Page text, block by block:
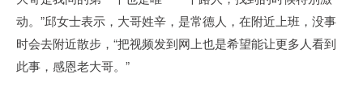
动。”邱女士表示，大哥姓辛，是常德人，在附近上班，没事
时会去附近散步，“把视频发到网上也是希望能让更多人看到
此事，感恩老大哥。”